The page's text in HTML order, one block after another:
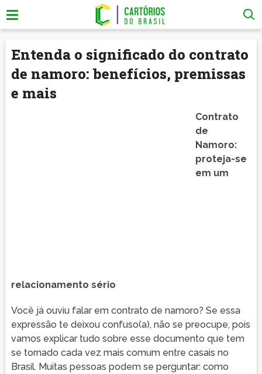
Entenda o significado do contrato
de namoro: benefícios, premissas
e mais
Contrato
de
Namoro:
proteja-se
em um
relacionamento sério
Você já ouviu falar em contrato de namoro? Se essa
expressão te deixou confuso(a), não se preocupe, pois
vamos explicar tudo sobre esse documento que tem
se tornado cada vez mais comum entre casais no
Brasil. Muitas pessoas podem se perguntar: como